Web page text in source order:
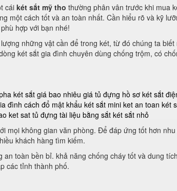
cái két sắt mỹ tho thường phân vân trước khi mua
một cách tốt và an toàn nhất. Cần hiểu rõ và kỹ
hợp với bạn nhé!
những vật cần để trong két, từ đó chúng ta
két sắt gia đình chuyên dùng chống trộm, có
két sắt giá bao nhiêu giá tủ đựng hồ sơ két sắt
đình cách đổ mật khẩu két sắt mini ket an toan két
ket sattủ đựng tài liệu bằng sắt két sắt nhỏ
mọi không gian văn phòng. Để đáp ứng tốt hơn
khách hàng tìm kiếm.
toàn bền bỉ. khả năng chống cháy tốt và dung
các tỉnh thành phố.